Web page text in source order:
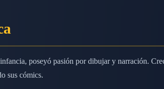
poseyó pasión por dibujar y narración.
sus cómics.